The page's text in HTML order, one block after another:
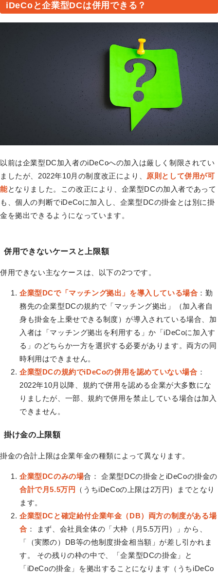
iDeCoと企業型DCは併用できる？
以前は企業型DC加入者のiDeCoへの加入は厳しく制限されてい
ましたが、2022年10月の制度改正により、
原則として併用が可
能となりました。この改正により、企業型DCの加入者であって
も、個人の判断でiDeCoに加入し、企業型DCの掛金とは別に掛
金を拠出できるようになっています。
併用できないケースと上限額
併用できない主なケースは、以下の2つです。
企業型DCで「マッチング拠出」を導入している場合 ：勤
務先の企業型DCの規約で「マッチング拠出」（加入者自
身も掛金を上乗せできる制度）が導入されている場合、加
入者は「マッチング拠出を利用する」か「iDeCoに加入す
る」のどちらか一方を選択する必要があります。両方の同
時利用はできません。
企業型DCの規約でiDeCoの併用を認めていない場合 ：
2022年10月以降、規約で併用を認める企業が大多数にな
りましたが、一部、規約で併用を禁止している場合は加入
できません。
掛け金の上限額
掛金の合計上限は企業年金の種類によって異なります。
企業型DCのみの場合： 企業型DCの掛金とiDeCoの掛金の
合計で月5.5万円
（うちiDeCoの上限は2万円）までとなり
ます。
企業型DCと確定給付企業年金（DB）両方の制度がある場
合 ： まず、会社員全体の「大枠（月5.5万円）」から、
「（実際の）DB等の他制度掛金相当額」が差し引かれま
す。 その残りの枠の中で、「企業型DCの掛金」と
「iDeCoの掛金」を拠出することになります（うちiDeCo